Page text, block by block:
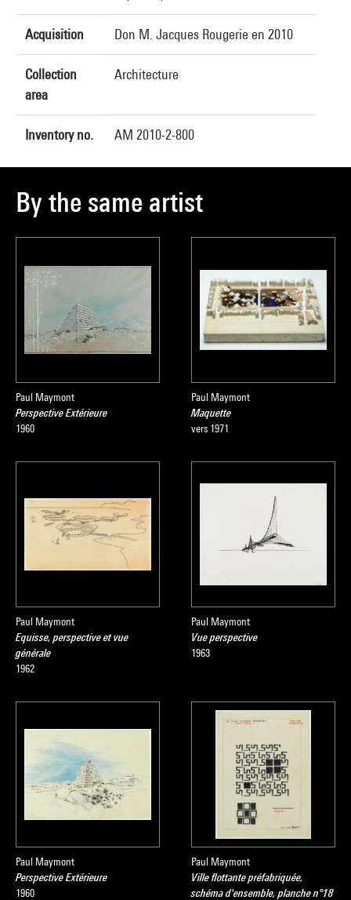
Acquisition Don M. Jacques Rougerie en 2010
Collection
area
Architecture
Inventory no. AM 2010-2-800
By the same artist
Paul Maymont
Perspective Extérieure
1960
Paul Maymont
Maquette
vers 1971
Paul Maymont
Equisse, perspective et vue
générale
1962
Paul Maymont
Vue perspective
1963
Paul Maymont
Perspective Extérieure
1960
Paul Maymont
Ville flottante préfabriquée,
schéma d'ensemble, planche n°18